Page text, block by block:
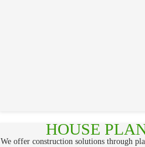
HOUSE
We offer construction solutions through